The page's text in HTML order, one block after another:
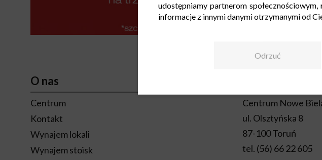
O nas
Centrum
Kontakt
Wynajem lokali
Wynajem stoisk
Centrum Nowe
ul. Olsztyńska 8
87-100 Toruń
tel. (56) 66 22 605
udostępniamy partnerom
informacje z innymi danymi otrzymanymi od
Odrzuć